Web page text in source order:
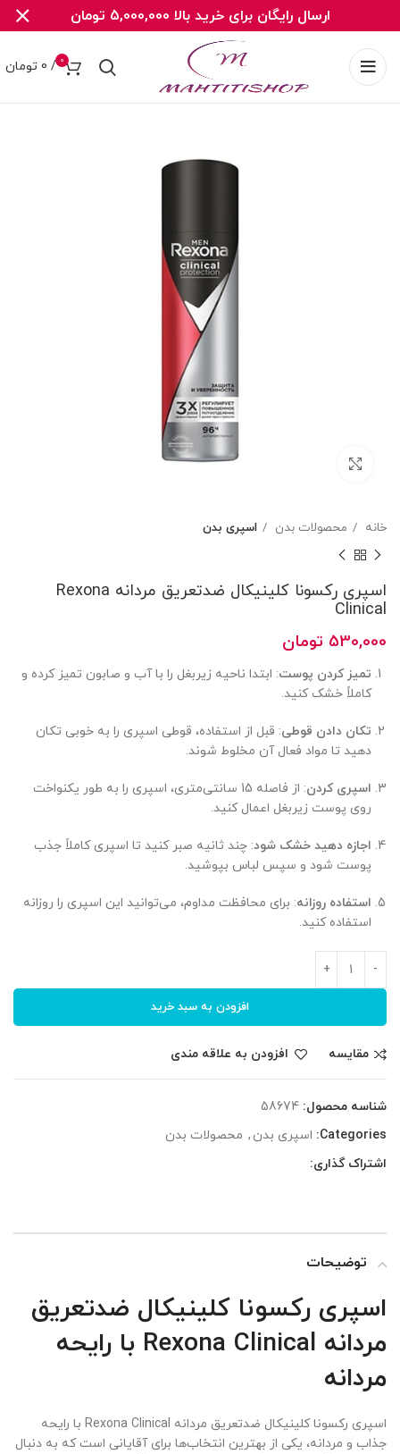
0
/
0 تومان
خانه محصولات بدن اسپری بدن
اسپری رکسونا کلینیکال ضدتعریق مردانه Rexona
Clinical
530,000 تومان
تمیز کردن پوست: ابتدا ناحیه زیربغل را با آب و صابون تمیز کرده و
کاملاً خشک کنید.
تکان دادن قوطی: قبل از استفاده، قوطی اسپری را به خوبی تکان
دهید تا مواد فعال آن مخلوط شوند.
اسپری کردن
: از فاصله 15 سانتی‌متری، اسپری را به طور یکنواخت
روی پوست زیربغل اعمال کنید.
اجازه دهید خشک شود: چند ثانیه صبر کنید تا اسپری کاملاً جذب
پوست شود و سپس لباس بپوشید.
استفاده روزانه: برای محافظت مداوم، می‌توانید این اسپری را روزانه
استفاده کنید.
افزودن به سبد خرید
مقایسه افزودن به علاقه مندی
شناسه محصول: 58674
Categories: اسپری بدن , محصولات بدن
اشتراک گذاری:
توضیحات
اسپری رکسونا کلینیکال ضدتعریق
مردانه Rexona Clinical با رایحه
مردانه
اسپری رکسونا کلینیکال ضدتعریق مردانه Rexona Clinical با رایحه
جذاب و مردانه، یکی از بهترین انتخاب‌ها برای آقایانی است که به دنبال
ارسال رایگان برای خرید بالا 5,000,000 تومان